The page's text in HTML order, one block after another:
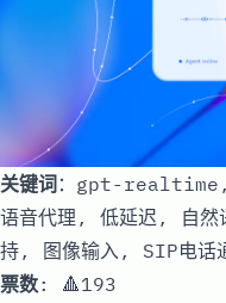
关键词：gpt-realtime,
语音代理, 低延迟, 自然
持, 图像输入, SIP电话
票数: 🔺193